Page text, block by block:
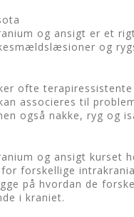
og ansigt er et
og
ofte
associeres til
også nakke, ryg og
og ansigt kurset
forskellige
på hvordan de
i kraniet.